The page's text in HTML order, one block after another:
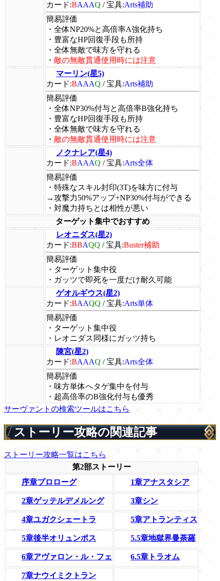
カード:BAAAQ /宝具:Arts補助
簡易評価
・全体NP20%と高倍率A強化持ち
・豊富なHP回復手段も所持
・全体無敵で味方を守れる
・ 敵の無敵貫通使用時には注意
マーリン(星5)
カード:BAAAQ /宝具:Arts補助
簡易評価
・全体NP30%付与と高倍率B強化持ち
・豊富なHP回復手段も所持
・全体無敵で味方を守れる
・ 敵の無敵貫通使用時には注意
ノクナレア(星4)
カード:BAAAQ /宝具:Arts全体
簡易評価
・特殊なスキル封印(3T)を味方に付与
→攻撃力50%アップ+NP30%付与ができる
・対魔力持ちとは相性が悪い
ターゲット集中でおすすめ
レオニダス(星2)
カード:BBAQQ /宝具:Buster補助
簡易評価
・ターゲット集中役
・ガッツで即死を一度だけ耐久可能
ゲオルギウス(星2)
カード:BAAQQ /宝具:Arts単体
簡易評価
・ターゲット集中役
・レオニダス同様にガッツ持ち
陳宮(星2)
カード:BAAAQ /宝具:Arts全体
簡易評価
・味方単体へタゲ集中を付与
・超高倍率のB強化付与も優秀
サーヴァントの検索ツールはこちら
ストーリー攻略の関連記事
ストーリー攻略一覧はこちら
第2部ストーリー
序章プロローグ
1章アナスタシア
2章ゲッテルデメルング 3章シン
4章ユガクシェートラ 5章アトランティス
5章後半オリュンポス 5.5章地獄界曼荼羅
6章アヴァロン・ル・フェ 6.5章トラオム
7章ナウイミクトラン